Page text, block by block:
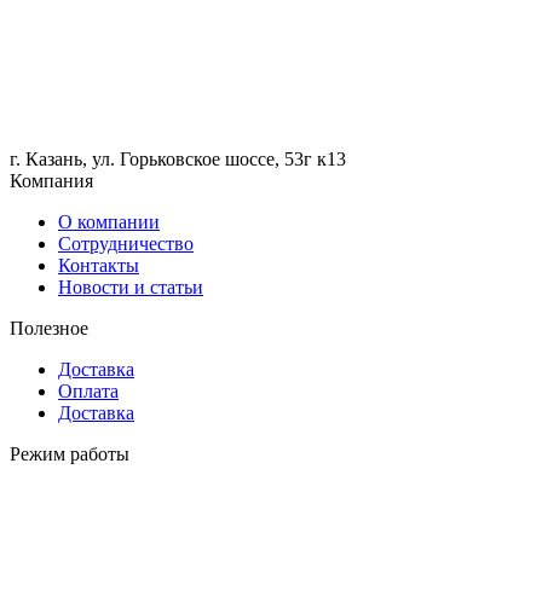
г. Казань, ул. Горьковское шоссе, 53г к13
Компания
О компании
Сотрудничество
Контакты
Новости и статьи
Полезное
Доставка
Оплата
Доставка
Режим работы